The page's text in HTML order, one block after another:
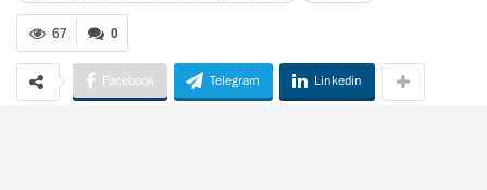
0
67
Facebook Telegram Linkedin